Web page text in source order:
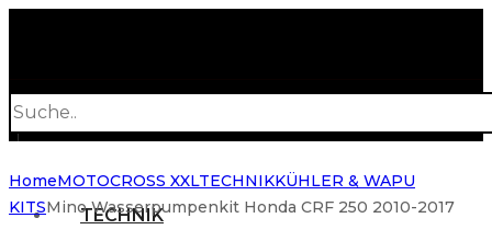
search
TECHNIK
HomeMOTOCROSS XXLTECHNIKKÜHLER & WAPU
KITSMino Wasserpumpenkit Honda CRF 250 2010-2017